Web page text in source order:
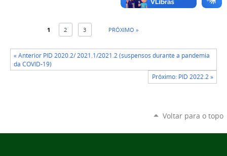
1 2 3 PRÓXIMO »
« Anterior PID 2020.2/ 2021.1/2021.2 (suspensos durante a pandemia
da COVID-19)
Próximo: PID 2022.2 »
Voltar para o topo